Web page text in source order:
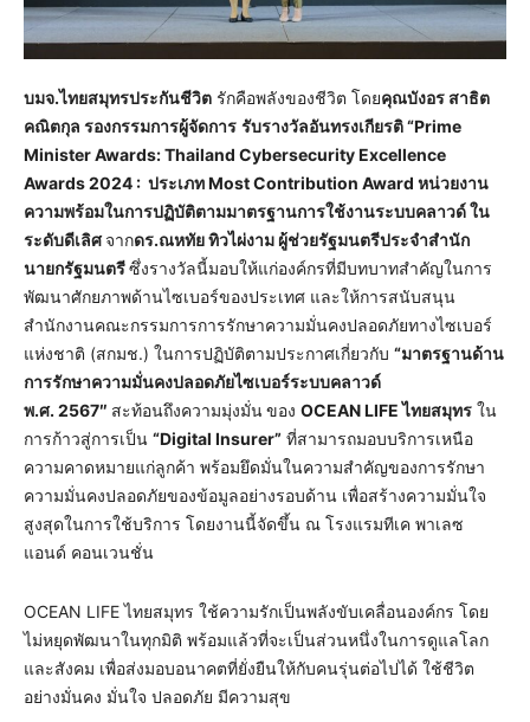
บมจ.ไทยสมุทรประกันชีวิต รักคือพลังของชีวิต โดยคุณบังอร สาธิต
คณิตกุล รองกรรมการผู้จัดการ รับรางวัลอันทรงเกียรติ“Prime
Minister Awards: Thailand Cybersecurity Excellence
Awards 2024 : ประเภทMost Contribution Award หน่วยงาน
ความพร้อมในการปฏิบัติตามมาตรฐานการใช้งานระบบคลาวด์ ใน
ระดับดีเลิศ จากดร.ณหทัย ทิวไผ่งาม ผู้ช่วยรัฐมนตรีประจําสํานัก
นายกรัฐมนตรีซึ่งรางวัลนี้มอบให้แก่องค์กรที่มีบทบาทสำคัญในการ
พัฒนาศักยภาพด้านไซเบอร์ของประเทศ และให้การสนับสนุน
สำนักงานคณะกรรมการการรักษาความมั่นคงปลอดภัยทางไซเบอร์
แห่งชาติ (สกมช.) ในการปฏิบัติตามประกาศเกี่ยวกับ “มาตรฐานด้าน
การรักษาความมั่นคงปลอดภัยไซเบอร์ระบบคลาวด์
พ.ศ. 2567″ สะท้อนถึงความมุ่งมั่นของ OCEAN LIFEไทยสมุทร ใน
การก้าวสู่การเป็น “Digital Insurer” ที่สามารถมอบบริการเหนือ
ความคาดหมายแก่ลูกค้า พร้อมยึดมั่นในความสำคัญของการรักษา
ความมั่นคงปลอดภัยของข้อมูลอย่างรอบด้าน เพื่อสร้างความมั่นใจ
สูงสุดในการใช้บริการ โดยงานนี้จัดขึ้น ณ โรงแรมทีเค พาเลซ
แอนด์ คอนเวนชั่น
OCEAN LIFE ไทยสมุทร ใช้ความรักเป็นพลังขับเคลื่อนองค์กร โดย
ไม่หยุดพัฒนาในทุกมิติ พร้อมแล้วที่จะเป็นส่วนหนึ่งในการดูแลโลก
และสังคม เพื่อส่งมอบอนาคตที่ยั่งยืนให้กับคนรุ่นต่อไปได้ ใช้ชีวิต
อย่างมั่นคง มั่นใจ ปลอดภัย มีความสุข